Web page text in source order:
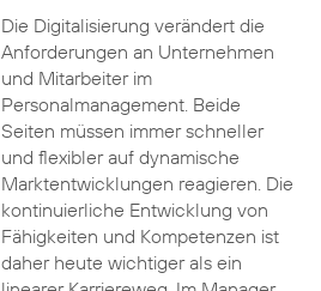
Die Digitalisierung verändert die
Anforderungen an Unternehmen
und Mitarbeiter im
Personalmanagement. Beide
Seiten müssen immer schneller
und flexibler auf dynamische
Marktentwicklungen reagieren. Die
kontinuierliche Entwicklung von
Fähigkeiten und Kompetenzen ist
daher heute wichtiger als ein